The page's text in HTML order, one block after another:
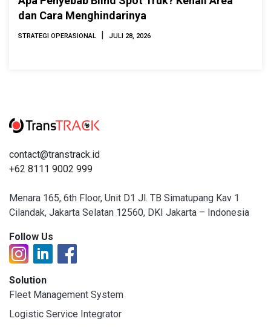
dan Cara Menghindarinya
STRATEGI OPERASIONAL | JULI 28, 2026
contact@transtrack.id
+62 8111 9002 999
Menara 165, 6th Floor, Unit D1 Jl. TB Simatupang Kav 1
Cilandak, Jakarta Selatan 12560, DKI Jakarta – Indonesia
Follow Us
Solution
Fleet Management System
Logistic Service Integrator